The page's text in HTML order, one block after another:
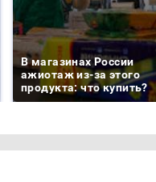
В магазинах России
ажиотаж из-за этого
продукта: что купить?